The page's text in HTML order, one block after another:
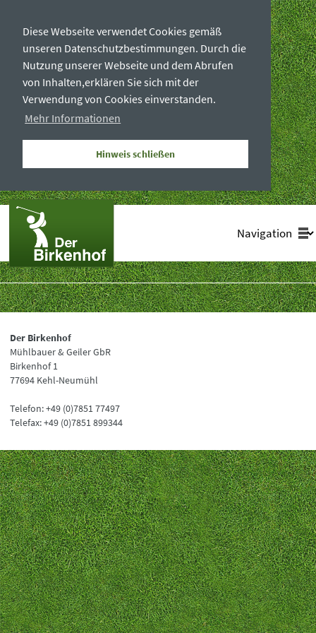
Diese Webseite verwendet Cookies gemäß
unseren Datenschutzbestimmungen. Durch die
Nutzung unserer Webseite und dem Abrufen
von Inhalten,erklären Sie sich mit der
Verwendung von Cookies einverstanden.
Mehr Informationen
Hinweis schließen
Der Birkenhof
Mühlbauer & Geiler GbR
Birkenhof 1
77694 Kehl-Neumühl
Telefon: +49 (0)7851 77497
Telefax: +49 (0)7851 899344